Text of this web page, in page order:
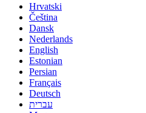
Hrvatski
Čeština
Dansk
Nederlands
English
Estonian
Persian
Français
Deutsch
עברית